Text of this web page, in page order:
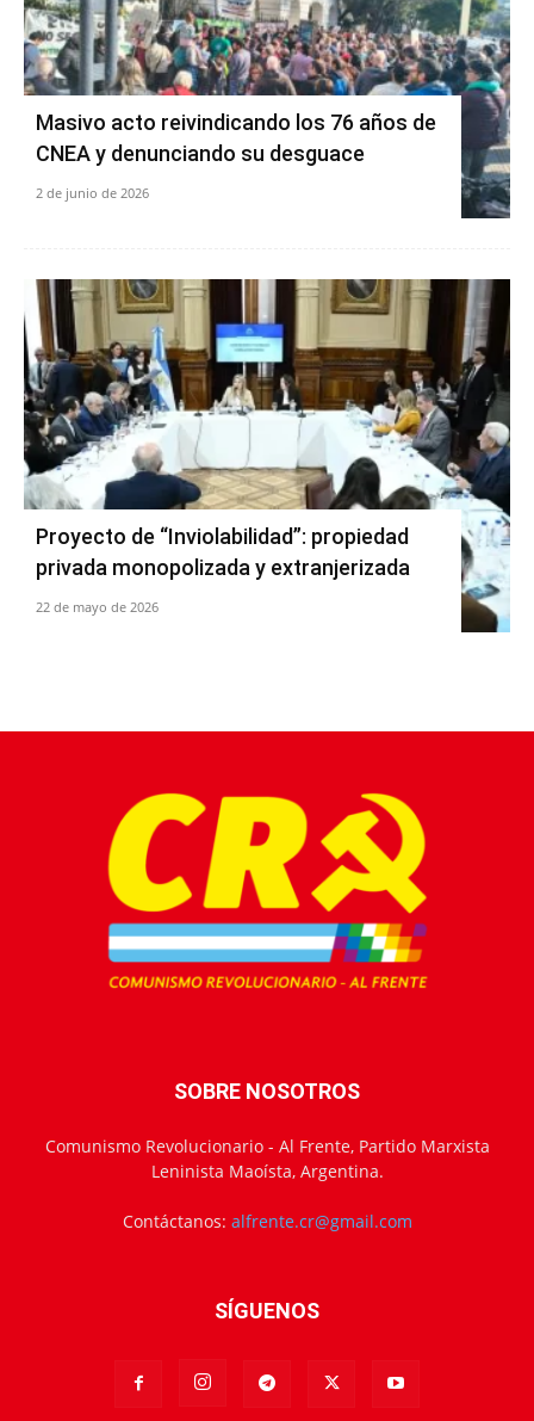
Masivo acto reivindicando los 76 años de
CNEA y denunciando su desguace
2 de junio de 2026
Proyecto de “Inviolabilidad”: propiedad
privada monopolizada y extranjerizada
22 de mayo de 2026
SOBRE NOSOTROS
Comunismo Revolucionario - Al Frente, Partido Marxista
Leninista Maoísta, Argentina.
Contáctanos: alfrente.cr@gmail.com
SÍGUENOS